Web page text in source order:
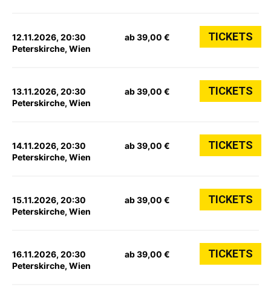
12.11.2026, 20:30
Peterskirche, Wien
ab 39,00 € TICKETS
13.11.2026, 20:30
Peterskirche, Wien
ab 39,00 € TICKETS
14.11.2026, 20:30
Peterskirche, Wien
ab 39,00 € TICKETS
15.11.2026, 20:30
Peterskirche, Wien
ab 39,00 € TICKETS
16.11.2026, 20:30
Peterskirche, Wien
ab 39,00 € TICKETS